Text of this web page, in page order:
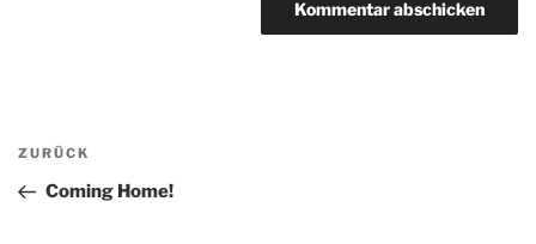
Beitragsnavigation
Vorheriger
Beitrag
ZURÜCK
Coming Home!